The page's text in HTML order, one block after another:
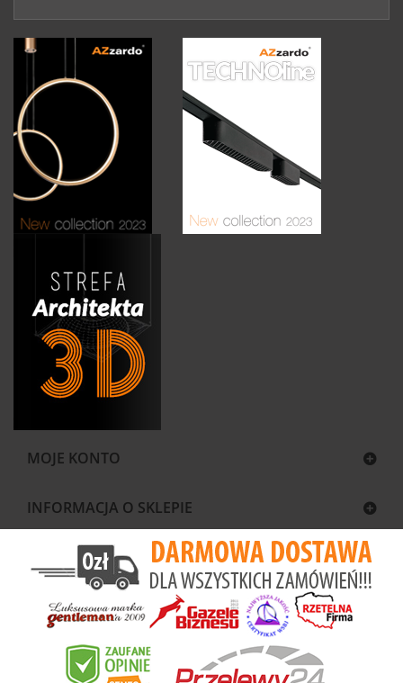
MOJE KONTO
INFORMACJA O SKLEPIE